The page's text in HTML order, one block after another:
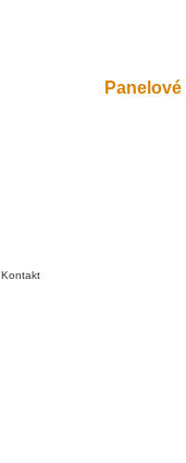
Panelové
Kontakt